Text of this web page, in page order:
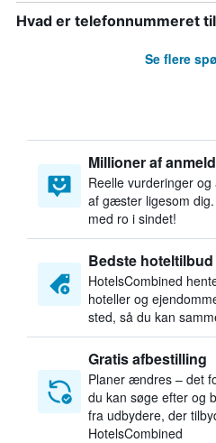
Hvad er telefonnummeret
Se flere
Millioner af
Reelle vurderinger
af gæster ligesom
med ro i sindet!
Bedste hoteltilbud
HotelsCombined
hoteller og
sted, så du kan
Gratis afbestilling
Planer ændres – det
du kan søge efter og
fra udbydere, der
HotelsCombined